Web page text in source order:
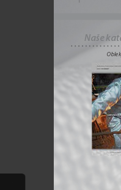
Naše k